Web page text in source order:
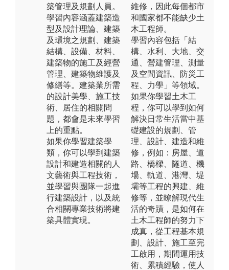
築管理及規劃人員。
學習內容涵蓋建築造
型及設計理論、建築
及環境之規劃、建築
結構、設備、材料、
建築物的施工及經營
管理、建築物維護及
修繕等。建築業所需
的設計美學、施工技
術、居住的相關問
題，都會是未來學習
上的重點。
如果你學習建築學
類，你可以學到建築
設計和建造相關的人
文藝術與工程技術，
並學習與團隊一起進
行建築設計，以及統
合相關專業技術將建
築具體實現。
維修，因此每個都市
和國家都不能缺少土
木工程師。
學習內容包括「結
構、水利、大地、交
通、營建管理、測量
及空間資訊、防災工
程、力學」等領域。
如果你學習土木工
程，你可以學到如何
解決日常生活當中基
礎建設的規劃、管
理、設計、建造和維
修，例如：房屋、道
路、橋樑、隧道、機
場、軌道、港灣、堤
壩等工程的興建、維
修等，並瞭解現代生
活的奇蹟，是如何在
土木工程師的努力下
成真，從工程基本規
劃、設計、施工至完
工啟用，期間運用技
術、累積經驗，使人